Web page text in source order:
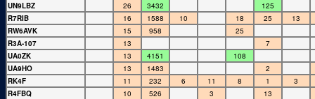
UN9LBZ
26 3432
125
R7RIB
16 1588 10 18 25
13
RW6AVK
15 958
25
R3A-107
13
7
UA0ZK
13 4151
108
UA9HO
13 1483
2
RK4F
11 232 6 11 8 1
3
R4FBQ
10 526 3
13